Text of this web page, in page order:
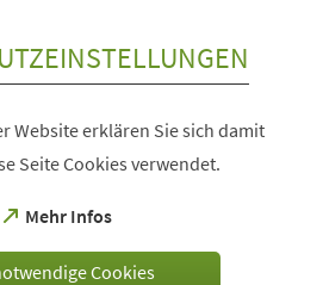
Website erklären Sie sich damit
Seite Cookies verwendet.
Mehr Infos
(Öffnet
einem
Cookies